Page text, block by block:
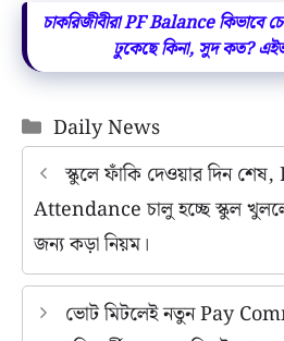
চাকরিজীবীরা PF Balance কিভাবে
ঢুকেছে কিনা, সুদ কত?
Categories
Daily News
স্কুলে ফাঁকি দেওয়ার দিন
Attendance চালু হচ্ছে স্কুল
জন্য কড়া নিয়ম।
ভোট মিটলেই নতুন Pay